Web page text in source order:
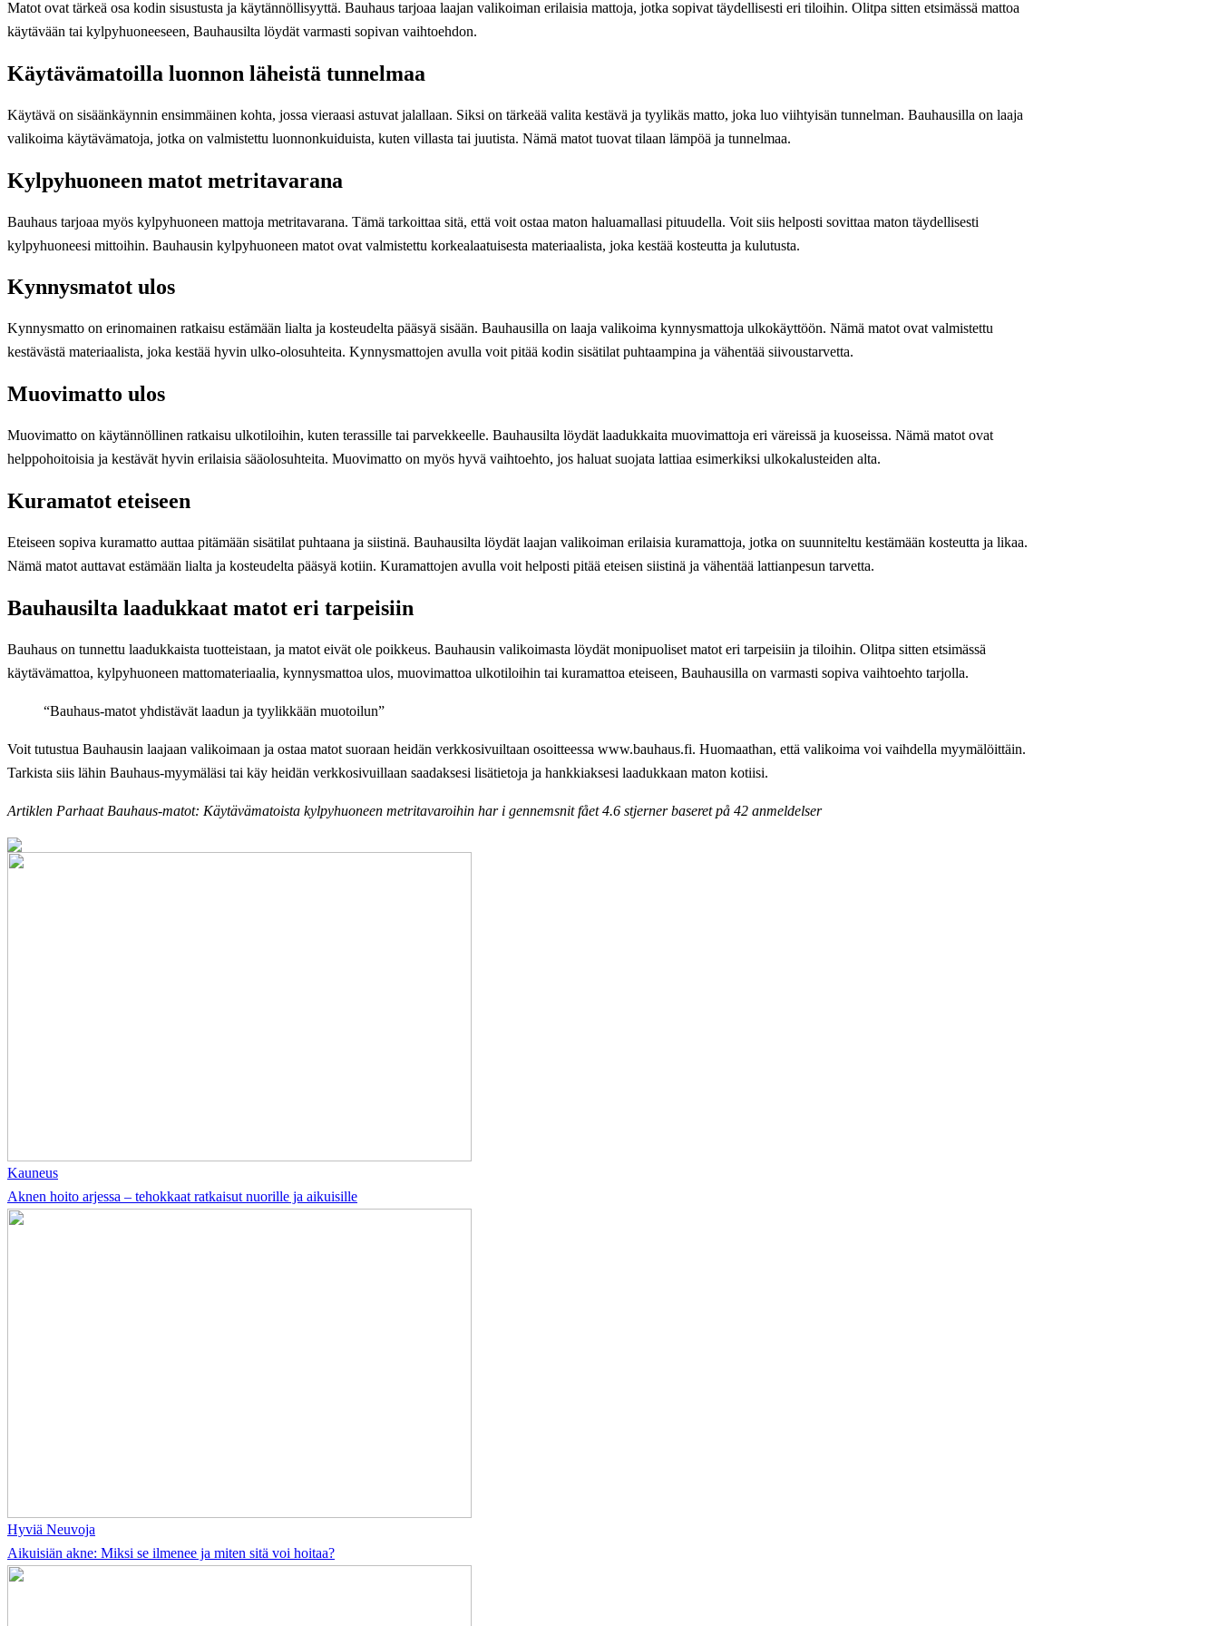
Matot ovat tärkeä osa kodin sisustusta ja käytännöllisyyttä. Bauhaus tarjoaa laajan valikoiman erilaisia mattoja, jotka sopivat täydellisesti eri tiloihin. Olitpa sitten etsimässä mattoa
käytävään tai kylpyhuoneeseen, Bauhausilta löydät varmasti sopivan vaihtoehdon.
Käytävämatoilla luonnon läheistä tunnelmaa
Käytävä on sisäänkäynnin ensimmäinen kohta, jossa vieraasi astuvat jalallaan. Siksi on tärkeää valita kestävä ja tyylikäs matto, joka luo viihtyisän tunnelman. Bauhausilla on laaja
valikoima käytävämatoja, jotka on valmistettu luonnonkuiduista, kuten villasta tai juutista. Nämä matot tuovat tilaan lämpöä ja tunnelmaa.
Kylpyhuoneen matot metritavarana
Bauhaus tarjoaa myös kylpyhuoneen mattoja metritavarana. Tämä tarkoittaa sitä, että voit ostaa maton haluamallasi pituudella. Voit siis helposti sovittaa maton täydellisesti
kylpyhuoneesi mittoihin. Bauhausin kylpyhuoneen matot ovat valmistettu korkealaatuisesta materiaalista, joka kestää kosteutta ja kulutusta.
Kynnysmatot ulos
Kynnysmatto on erinomainen ratkaisu estämään lialta ja kosteudelta pääsyä sisään. Bauhausilla on laaja valikoima kynnysmattoja ulkokäyttöön. Nämä matot ovat valmistettu
kestävästä materiaalista, joka kestää hyvin ulko-olosuhteita. Kynnysmattojen avulla voit pitää kodin sisätilat puhtaampina ja vähentää siivoustarvetta.
Muovimatto ulos
Muovimatto on käytännöllinen ratkaisu ulkotiloihin, kuten terassille tai parvekkeelle. Bauhausilta löydät laadukkaita muovimattoja eri väreissä ja kuoseissa. Nämä matot ovat
helppohoitoisia ja kestävät hyvin erilaisia sääolosuhteita. Muovimatto on myös hyvä vaihtoehto, jos haluat suojata lattiaa esimerkiksi ulkokalusteiden alta.
Kuramatot eteiseen
Eteiseen sopiva kuramatto auttaa pitämään sisätilat puhtaana ja siistinä. Bauhausilta löydät laajan valikoiman erilaisia kuramattoja, jotka on suunniteltu kestämään kosteutta ja likaa.
Nämä matot auttavat estämään lialta ja kosteudelta pääsyä kotiin. Kuramattojen avulla voit helposti pitää eteisen siistinä ja vähentää lattianpesun tarvetta.
Bauhausilta laadukkaat matot eri tarpeisiin
Bauhaus on tunnettu laadukkaista tuotteistaan, ja matot eivät ole poikkeus. Bauhausin valikoimasta löydät monipuoliset matot eri tarpeisiin ja tiloihin. Olitpa sitten etsimässä
käytävämattoa, kylpyhuoneen mattomateriaalia, kynnysmattoa ulos, muovimattoa ulkotiloihin tai kuramattoa eteiseen, Bauhausilla on varmasti sopiva vaihtoehto tarjolla.
“Bauhaus-matot yhdistävät laadun ja tyylikkään muotoilun”
Voit tutustua Bauhausin laajaan valikoimaan ja ostaa matot suoraan heidän verkkosivuiltaan osoitteessa www.bauhaus.fi. Huomaathan, että valikoima voi vaihdella myymälöittäin.
Tarkista siis lähin Bauhaus-myymäläsi tai käy heidän verkkosivuillaan saadaksesi lisätietoja ja hankkiaksesi laadukkaan maton kotiisi.
Artiklen Parhaat Bauhaus-matot: Käytävämatoista kylpyhuoneen metritavaroihin har i gennemsnit fået4.6 stjerner baseret på 42 anmeldelser
Kauneus
Aknen hoito arjessa – tehokkaat ratkaisut nuorille ja aikuisille
Hyviä Neuvoja
Aikuisiän akne: Miksi se ilmenee ja miten sitä voi hoitaa?